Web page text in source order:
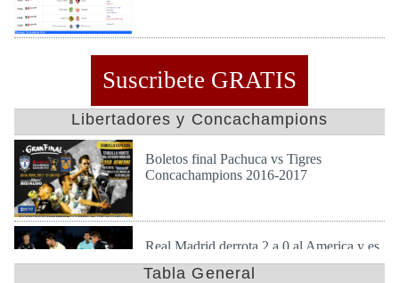
Suscribete GRATIS
Libertadores y Concachampions
Boletos final Pachuca vs Tigres
Concachampions 2016-2017
Real Madrid derrota 2 a 0 al America y es
finalista en mundial de clubes
Tabla General